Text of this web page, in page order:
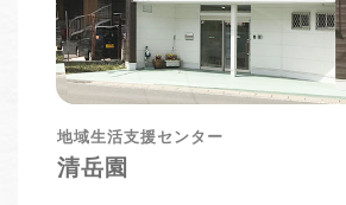
地域生活支援センター
清岳園